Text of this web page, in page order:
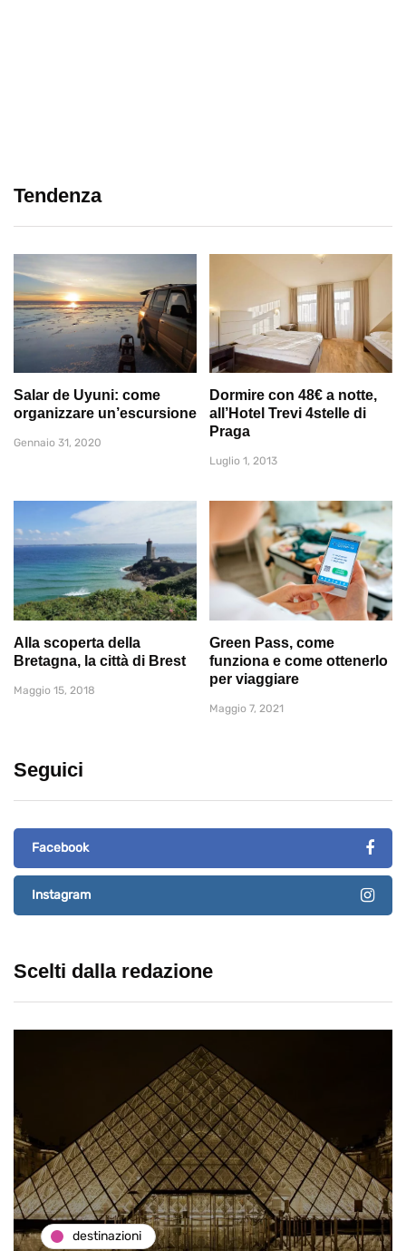
Tendenza
Salar de Uyuni: come
organizzare un’escursione
Gennaio 31, 2020
Dormire con 48€ a notte,
all’Hotel Trevi 4stelle di
Praga
Luglio 1, 2013
Alla scoperta della
Bretagna, la città di Brest
Maggio 15, 2018
Green Pass, come
funziona e come ottenerlo
per viaggiare
Maggio 7, 2021
Seguici
Facebook
Instagram
Scelti dalla redazione
destinazioni